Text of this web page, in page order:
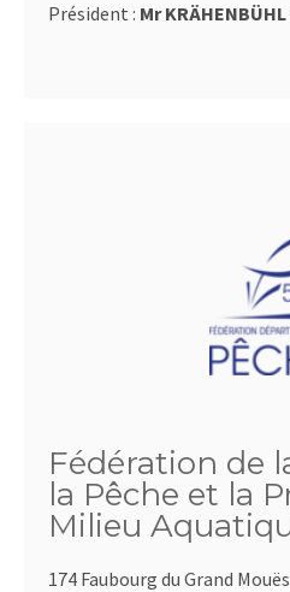
Président : Mr
Fédération de
la Pêche et la
Milieu
174 Faubourg du Grand